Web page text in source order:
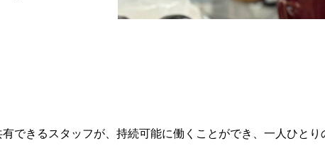
できるスタッフが、持続可能に働くことができ、一人ひとり